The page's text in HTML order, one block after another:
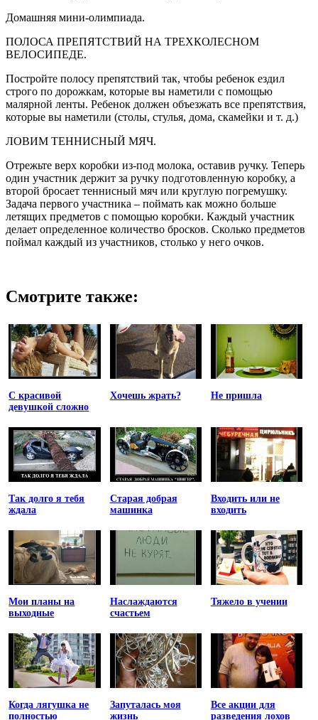
Домашняя мини-олимпиада.
ПОЛОСА ПРЕПЯТСТВИЙ НА ТРЕХКОЛЕСНОМ
ВЕЛОСИПЕДЕ.
Постройте полосу препятствий так, чтобы ребенок ездил
строго по дорожкам, которые вы наметили с помощью
малярной ленты. Ребенок должен объезжать все препятствия,
которые вы наметили (столы, стулья, дома, скамейки и т. д.)
ЛОВИМ ТЕННИСНЫЙ МЯЧ.
Отрежьте верх коробки из-под молока, оставив ручку. Теперь
один участник держит за ручку подготовленную коробку, а
второй бросает теннисный мяч или круглую погремушку.
Задача первого участника – поймать как можно больше
летящих предметов с помощью коробки. Каждый участник
делает определенное количество бросков. Сколько предметов
поймал каждый из участников, столько у него очков.
Смотрите также:
С красивой
девушкой сложно
Хочешь жрать? Не пришла
Так долго я тебя
ждала
Старая добрая
машинка
Входить или не
входить
Мои планы на
выходные
Наслаждаются
счастьем
Тяжело в учении
Когда лягушка не
полностью
Запуталась моя
жизнь
Все акции для
разведения лохов